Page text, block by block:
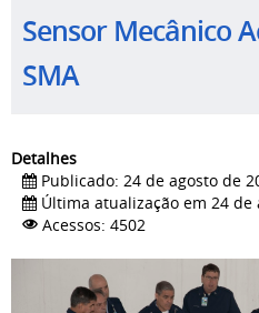
Sensor Mecânico
SMA
Detalhes
Publicado: 24 de agosto de
Última atualização em 24 de
Acessos: 4502